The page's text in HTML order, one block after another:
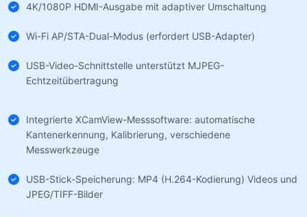
4K/1080P HDMI-Ausgabe mit adaptiver Umschaltung
Wi-Fi AP/STA-Dual-Modus (erfordert USB-Adapter)
USB-Video-Schnittstelle unterstützt MJPEG-
Echtzeitübertragung
Integrierte XCamView-Messsoftware: automatische
Kantenerkennung, Kalibrierung, verschiedene
Messwerkzeuge
USB-Stick-Speicherung: MP4 (H.264-Kodierung) Videos und
JPEG/TIFF-Bilder